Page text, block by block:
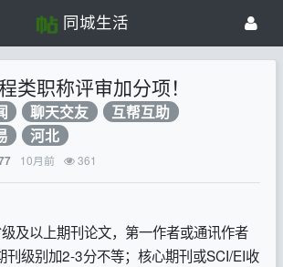
同城生活
类职称评审加分项！
聊天交友
互帮互助
河北
10月前 361
及以上期刊论文，第一作者或通讯作者
刊级别加2-3分不等；核心期刊或SCI/EI收